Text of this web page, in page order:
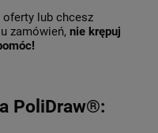
lub chcesz
zamówień, nie krępuj
PoliDraw®: